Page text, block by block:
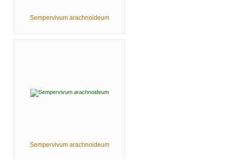
Sempervivum arachnoideum
Sempervivum arachnoideum